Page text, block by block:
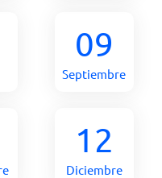
09
Septiembre
12
Diciembre